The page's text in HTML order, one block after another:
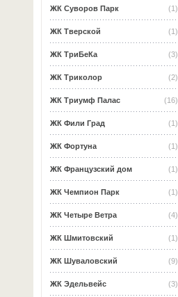
(1)
ЖК Суворов Парк
(1)
ЖК Тверской
(3)
ЖК ТриБеКа
(2)
ЖК Триколор
(16)
ЖК Триумф Палас
(1)
ЖК Фили Град
(1)
ЖК Фортуна
(1)
ЖК Французский дом
(1)
ЖК Чемпион Парк
(4)
ЖК Четыре Ветра
(1)
ЖК Шмитовский
(9)
ЖК Шуваловский
(3)
ЖК Эдельвейс